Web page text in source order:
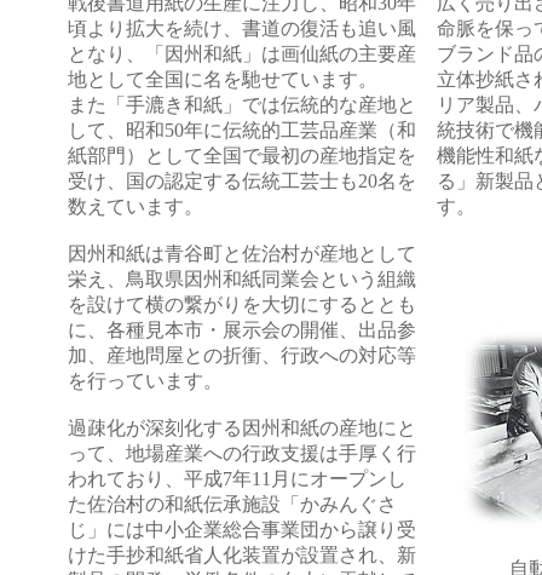
頃より拡大を続け、書道の復活も追い風
となり、「因州和紙」は画仙紙の主要産
地として全国に名を馳せています。
また「手漉き和紙」では伝統的な産地と
して、昭和50年に伝統的工芸品産業（和
紙部門）として全国で最初の産地指定を
受け、国の認定する伝統工芸士も20名を
数えています。
因州和紙は青谷町と佐治村が産地として
栄え、鳥取県因州和紙同業会という組織
を設けて横の繋がりを大切にするととも
に、各種見本市・展示会の開催、出品参
加、産地問屋との折衝、行政への対応等
を行っています。
過疎化が深刻化する因州和紙の産地にと
って、地場産業への行政支援は手厚く行
われており、平成7年11月にオープンし
た佐治村の和紙伝承施設「かみんぐさ
じ」には中小企業総合事業団から譲り受
けた手抄和紙省人化装置が設置され、新
命脈を保っ
ブランド品
立体抄紙さ
リア製品、
統技術で機
機能性和紙
る」新製品
す。
自